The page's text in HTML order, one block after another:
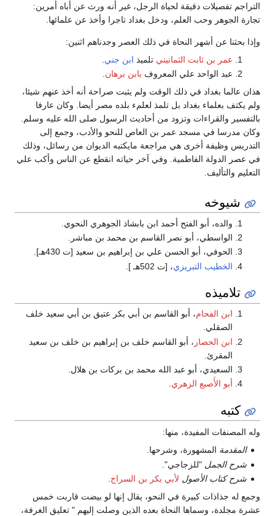
التراجم تفصيلات دقيقة لحياة الرجل، غير أنه ورث عن أباه أمرين:
تجارة الجوهر وحب العلم، ودخل بغداد تاجرا وأخذ عن علمائها.
وإذا بحثنا عن أشهر النحاة في ذلك العصر وجدناهم اثنين:
عمر بن ثابت الثمانيني تلميذ ابن جني
عبد الواحد علي المعروف بابن برهان
هذان عالما بغداد في ذلك الوقت ولم يثبت صراحة أنه أخذ عنهم شيئا،
ولم يكتف بعلماء بغداد بل تلمذ لعلمء بلده مصر أيضا. وكان عارفا
بالتفسير والقراءات وتزود من أحاديث الرسول صلى الله عليه وسلم.
وكان مدرسا في مسجد عمر بن العاص للنحو والأدب، وجمع إلى
التدريس وظيفة أخرى هي مراجعة مايكتبه الديوان من رسائل، وذلك
في عصر الدولة الفاطمية. وفي آخر حياته انقطع عن الناس وأكب علي
التعليم والتأليف.
شيوخه
والده، أبو الفتح أحمد ابن بابشاذ الجوهري النحوي.
الواسطي، أبو نصر القاسم بن محمد بن مباشر.
الحوفي، أبو الحسن علي بن إبراهيم بن سعيد [ت 430هـ].
الخطيب التبريزي، [ت 502هـ ].
تلاميذه
ابن الفحام، أبو القاسم بن أبي بكر عتيق بن أبي سعيد خلف
الصقلي.
ابن الحصار ، أبو القاسم خلف بن إبراهيم بن خلف بن سعيد
المقرئ.
السعيدي، أبو عبد الله محمد بن بركات بن هلال.
أبو الأَصبع الزهري.
كتبه
وله المصنفات المفيدة، منها:
المقدمة المشهورة، وشرحها.
شرح الجمل "للزجاجي".
شرح كتاب الأصول لأبي بكر بن السراج
وجمع له جذاذات كبيرة في النحو، يقال إنها لو بيضت قاربت خمس
عشرة مجلدة، وسماها النحاة بعده الذين وصلت إليهم " تعليق الغرفة،